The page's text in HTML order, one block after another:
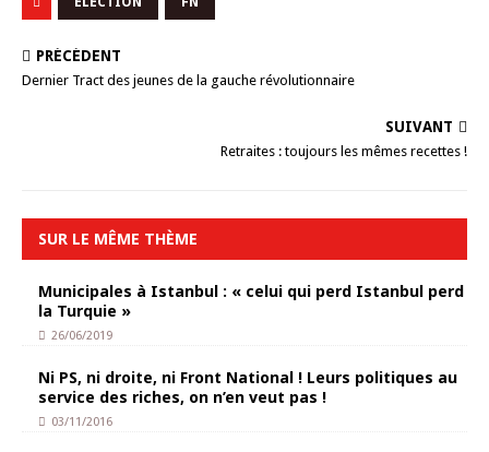
PRÉCÉDENT
Dernier Tract des jeunes de la gauche révolutionnaire
SUIVANT
Retraites : toujours les mêmes recettes !
SUR LE MÊME THÈME
Municipales à Istanbul : « celui qui perd Istanbul perd
la Turquie »
26/06/2019
Ni PS, ni droite, ni Front National ! Leurs politiques au
service des riches, on n’en veut pas !
03/11/2016